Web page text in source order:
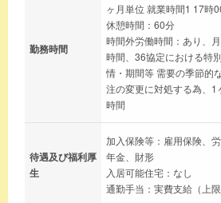
勤務時間
ヶ月単位 就業時間1 17時
休憩時間：60分
時間外労働時間：あり、
時間、36協定における特
情・期間等 需要の季節的
注の変更に対処する為、
時間
待遇及び福利厚
生
加入保険等：雇用保険、
年金、財形
入居可能住宅：なし
通勤手当：実費支給（上